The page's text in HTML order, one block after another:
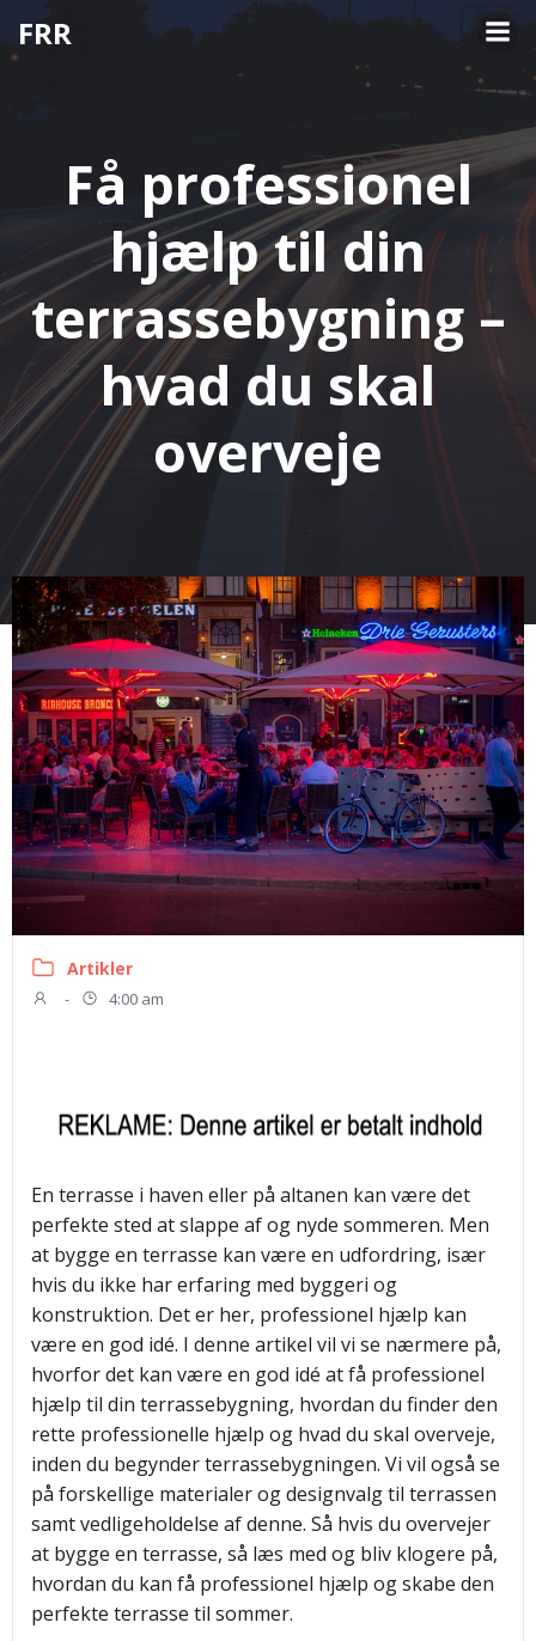
Videre
FRR
Få professionel
hjælp til din
terrassebygning –
hvad du skal
overveje
Artikler
- 4:00 am
En terrasse i haven eller på altanen kan være det
perfekte sted at slappe af og nyde sommeren. Men
at bygge en terrasse kan være en udfordring, især
hvis du ikke har erfaring med byggeri og
konstruktion. Det er her, professionel hjælp kan
være en god idé. I denne artikel vil vi se nærmere på,
hvorfor det kan være en god idé at få professionel
hjælp til din terrassebygning, hvordan du finder den
rette professionelle hjælp og hvad du skal overveje,
inden du begynder terrassebygningen. Vi vil også se
på forskellige materialer og designvalg til terrassen
samt vedligeholdelse af denne. Så hvis du overvejer
at bygge en terrasse, så læs med og bliv klogere på,
hvordan du kan få professionel hjælp og skabe den
perfekte terrasse til sommer.